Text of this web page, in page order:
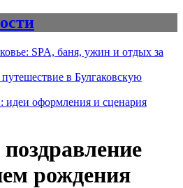
SPA, баня, ужин и отдых за
в Булгаковскую
идеи оформления и сценария
рождения